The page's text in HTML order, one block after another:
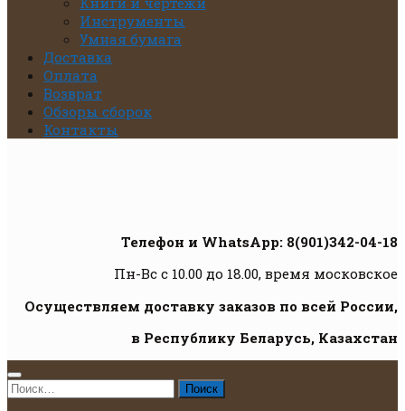
Инструменты
Умная бумага
Доставка
Оплата
Возврат
Обзоры сборок
Контакты
Телефон и WhatsApp: 8(901)342-04-18
Пн-Вс с 10.00 до 18.00, время московское
Осуществляем доставку заказов по всей России,
в Республику Беларусь, Казахстан
Найти: